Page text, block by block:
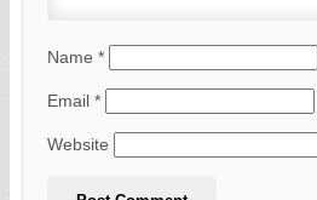
Name *
Email *
Website